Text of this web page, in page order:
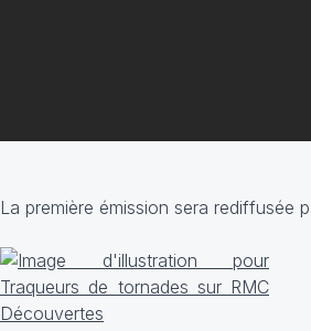
La première émission sera rediffusée